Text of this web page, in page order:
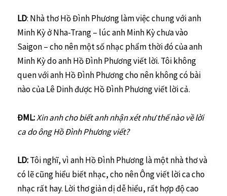
LD: Nhà thơ Hồ Đình Phương làm việc chung với anh
Minh Kỳ ở Nha-Trang – lúc anh Minh Kỳ chưa vào
Saigon – cho nên một số nhạc phẩm thời đó của anh
Minh Kỳ do anh Hồ Đình Phương viết lời. Tôi không
quen với anh Hồ Đình Phương cho nên không có bài
nào của Lê Dinh được Hồ Đình Phương viết lời cả.
ĐML:Xin anh cho biết anh nhận xét như thế nào về lời
ca do ông Hồ Đình Phương viết?
LD:Tôi nghĩ, vì anh Hồ Đình Phương là một nhà thơ và
có lẽ cũng hiểu biết nhạc, cho nên Ông viết lời ca cho
nhạc rất hay. Lời thơ giản dị dễ hiểu, rất hợp độ cao